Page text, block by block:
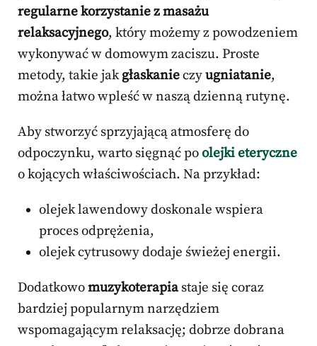
regularne korzystanie z masażu
relaksacyjnego, który możemy z powodzeniem
wykonywać w domowym zaciszu. Proste
metody, takie jakgłaskanieczyugniatanie,
można łatwo wpleść w naszą dzienną rutynę.
Aby stworzyć sprzyjającą atmosferę do
odpoczynku, warto sięgnąć poolejki eteryczne
o kojących właściwościach. Na przykład:
olejek lawendowy doskonale wspiera
proces odprężenia,
olejek cytrusowy dodaje świeżej energii.
Dodatkowomuzykoterapiastaje się coraz
bardziej popularnym narzędziem
wspomagającym relaksację; dobrze dobrana